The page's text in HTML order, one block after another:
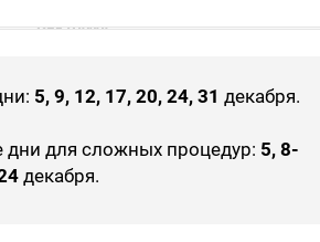
5, 9, 12, 17, 20, 24, 31 декабря.
дни для сложных процедур: 5, 8-
декабря.